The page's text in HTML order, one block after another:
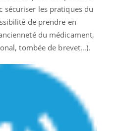
sécuriser les pratiques du
de prendre en
du médicament,
tombée de brevet…).